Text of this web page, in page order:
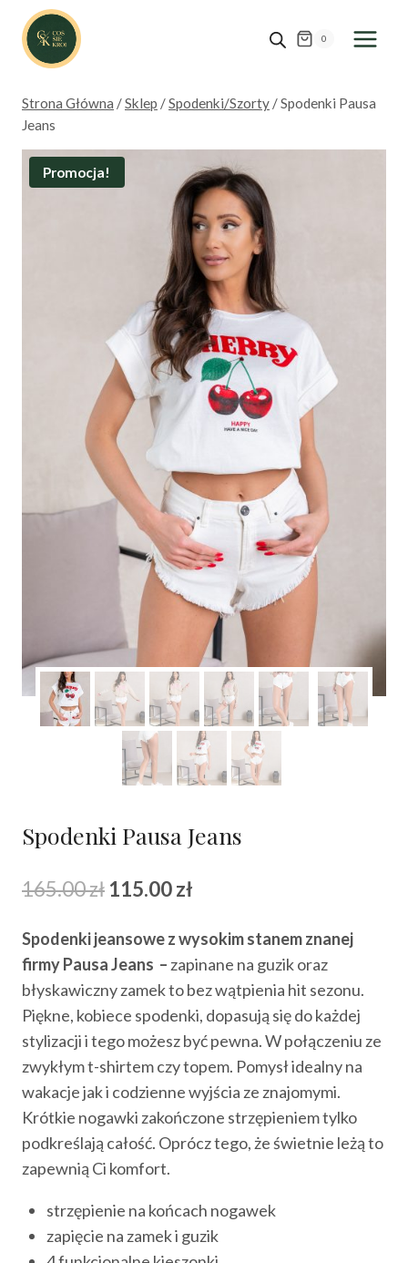
Przejdź
treści
0
Strona Główna /Sklep /Spodenki/Szorty /Spodenki Pausa
Jeans
Promocja!
Spodenki Pausa Jeans
165.00zł Pierwotna
wynosiła:
165.00 zł.
115.00zł
wynosi:
115.00 zł.
Spodenki jeansowe z wysokim stanem znanej
firmy Pausa Jeans – zapinane na guzik oraz
błyskawiczny zamek to bez wątpienia hit sezonu.
Piękne, kobiece spodenki, dopasują się do każdej
stylizacji i tego możesz być pewna. W połączeniu ze
zwykłym t-shirtem czy topem. Pomysł idealny na
wakacje jak i codzienne wyjścia ze znajomymi.
Krótkie nogawki zakończone strzępieniem tylko
podkreślają całość. Oprócz tego, że świetnie leżą to
zapewnią Ci komfort.
strzępienie na końcach nogawek
zapięcie na zamek i guzik